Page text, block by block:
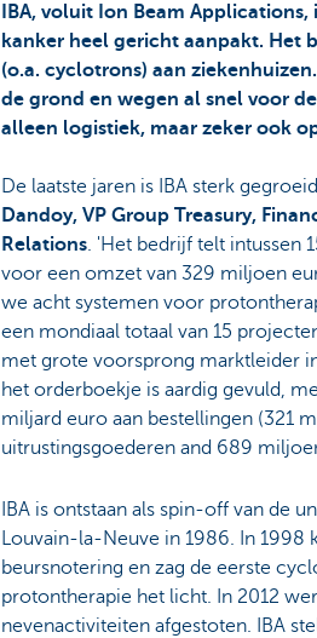
IBA, voluit Ion Beam
kanker heel gericht aanpakt. Het
(o.a. cyclotrons) aan
de grond en wegen al snel voor
alleen logistiek, maar zeker ook
De laatste jaren is IBA sterk
Dandoy, VP Group Treasury,
Relations. 'Het bedrijf telt intussen
voor een omzet van 329 miljoen
we acht systemen voor
een mondiaal totaal van 15
met grote voorsprong marktleider
het orderboekje is aardig gevuld,
miljard euro aan bestellingen (321
uitrustingsgoederen and 689
IBA is ontstaan als spin-off van de
Louvain-la-Neuve in 1986. In 1998
beursnotering en zag de eerste
protontherapie het licht. In 2012
nevenactiviteiten afgestoten. IBA